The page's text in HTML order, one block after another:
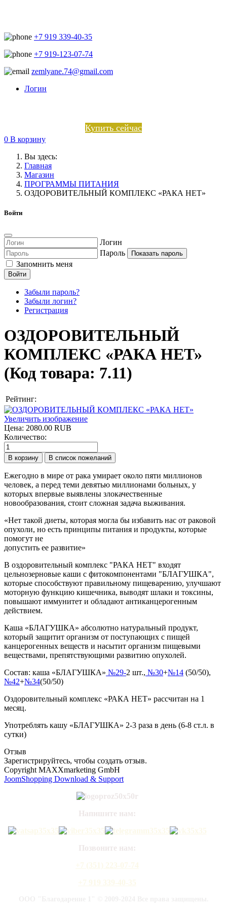
+7 919 339-40-35
+7 919-123-07-74
zemlyane.74@gmail.com
Логин
Купить сейчас
0 В корзину
Вы здесь:
Главная
Магазин
ПРОГРАММЫ ПИТАНИЯ
ОЗДОРОВИТЕЛЬНЫЙ КОМПЛЕКС «РАКА НЕТ»
Войти
Логин
Пароль
Показать пароль
Запомнить меня
Войти
Забыли пароль?
Забыли логин?
Регистрация
ОЗДОРОВИТЕЛЬНЫЙ
КОМПЛЕКС «РАКА НЕТ»
(Код товара: 7.11)
Рейтинг:
Увеличить изображение
Цена: 2080.00 RUB
Количество:
Ежегодно в мире от рака умирает около пяти миллионов
человек, а перед теми девятью миллионами больных, у
которых впервые выявлены злокачественные
новообразования, стоит сложная задача выживания.
«Нет такой диеты, которая могла бы избавить нас от раковой
опухоли, но есть принципы питания и продукты, которые
помогут не
допустить ее развитие»
В оздоровительный комплекс "РАКА НЕТ" входят
цельнозерновые каши с фитокомпонентами "БЛАГУШКА",
которые способствуют правильному пищеварению, улучшают
моторную функцию кишечника, выводят шлаки и токсины,
повышают иммунитет и обладают антиканцерогенным
действием.
Каша «БЛАГУШКА» абсолютно натуральный продукт,
который защитит организм от поступающих с пищей
канцерогенных веществ и насытит организм пищевыми
веществами, препятствующими развитию опухолей.
Состав: каша «БЛАГУШКА» №29-2 шт., №30+№14 (50/50),
№42+№34(50/50)
Оздоровительный комплекс «РАКА НЕТ» рассчитан на 1
месяц.
Употреблять кашу «БЛАГУШКА» 2-3 раза в день (6-8 ст.л. в
сутки)
Отзыв
Зарегистрируйтесь, чтобы создать отзыв.
Copyright MAXXmarketing GmbH
JoomShopping Download & Support
Напишите нам:
Позвоните нам:
+7 (351) 223-07-74
+7 919 339-40-35